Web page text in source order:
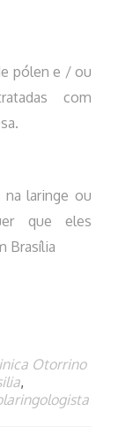
pólen e / ou
com
laringe ou
que eles
Brasília
Otorrino
,